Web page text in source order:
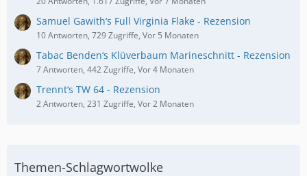
Samuel Gawith‘s Full Virginia Flake - Rezension
10 Antworten, 729 Zugriffe, Vor 5 Monaten
Tabac Benden‘s Klüverbaum Marineschnitt - Rezension
7 Antworten, 442 Zugriffe, Vor 4 Monaten
Trennt‘s TW 64 - Rezension
2 Antworten, 231 Zugriffe, Vor 2 Monaten
Themen-Schlagwortwolke